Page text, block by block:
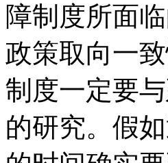
障制度所面
政策取向一
制度一定要
的研究。假